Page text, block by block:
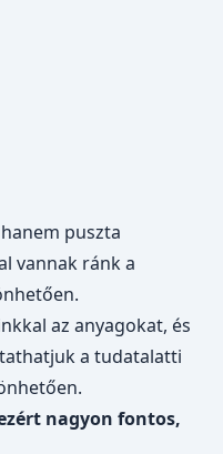
puszta
vannak ránk a
az anyagokat, és
a tudatalatti
nagyon fontos,